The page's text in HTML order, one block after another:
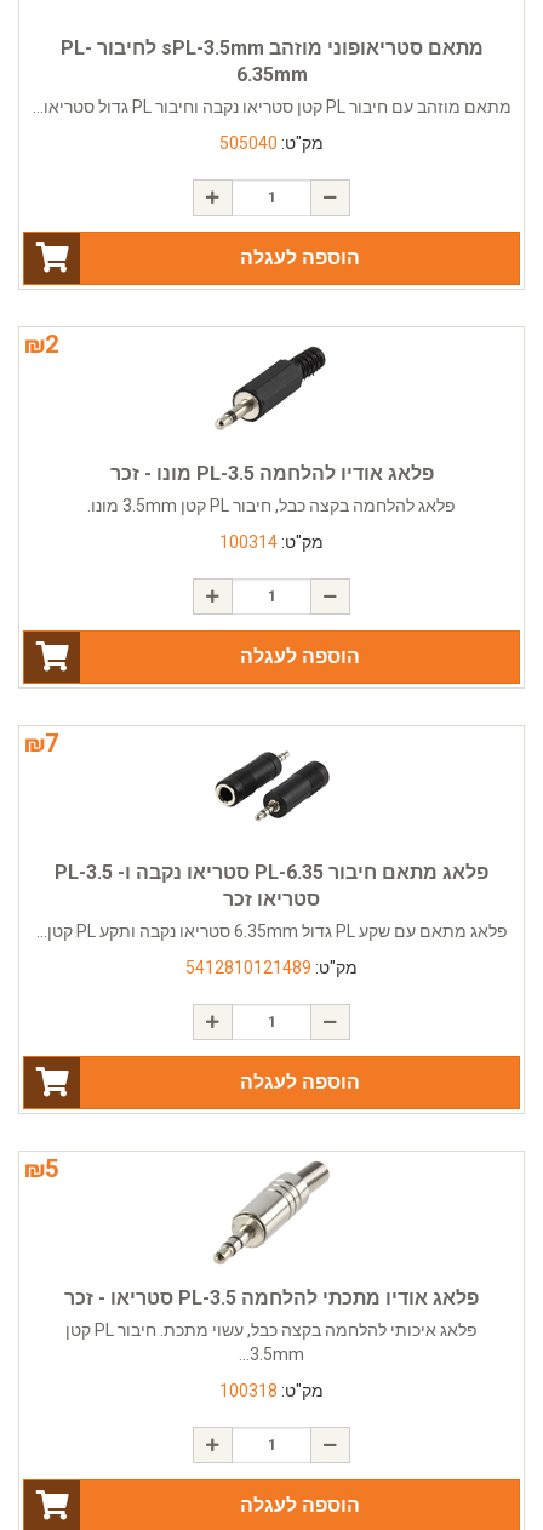
מתאם סטריאופוני מוזהב sPL-3.5mm לחיבור PL-
6.35mm
מתאם מוזהב עם חיבור PL קטן סטריאו נקבה וחיבור PL גדול סטריאו...
מק"ט: 505040
הוספה לעגלה
₪2
פלאג אודיו להלחמה PL-3.5 מונו - זכר
פלאג להלחמה בקצה כבל, חיבור PL קטן 3.5mm מונו.
מק"ט: 100314
הוספה לעגלה
₪7
פלאג מתאם חיבור PL-6.35 סטריאו נקבה ו- PL-3.5
סטריאו זכר
פלאג מתאם עם שקע PL גדול 6.35mm סטריאו נקבה ותקע PL קטן...
מק"ט: 5412810121489
הוספה לעגלה
₪5
פלאג אודיו מתכתי להלחמה PL-3.5 סטריאו - זכר
פלאג איכותי להלחמה בקצה כבל, עשוי מתכת. חיבור PL קטן
3.5mm...
מק"ט: 100318
הוספה לעגלה